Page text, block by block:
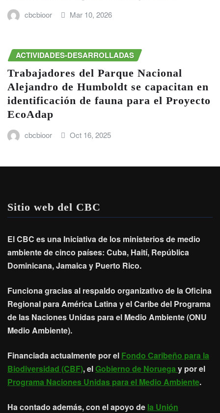
cbcbioor Mar 10, 2026
ACTIVIDADES-DESARROLLADAS
Trabajadores del Parque Nacional
Alejandro de Humboldt se capacitan en
identificación de fauna para el Proyecto
EcoAdap
cbcbioor Oct 16, 2025
Sitio web del CBC
El CBC es una Iniciativa de los ministerios de medio
ambiente de cinco países: Cuba, Haití, República
Dominicana, Jamaica y Puerto Rico.
Funciona gracias al respaldo organizativo de la Oficina
Regional para América Latina y el Caribe del Programa
de las Naciones Unidas para el Medio Ambiente (ONU
Medio Ambiente).
Financiada actualmente por el Fondo Caribeño para la
Biodiversidad (CBF), elGobierno de Noruega y por el
Programa Naciones Unidas para el Medio Ambiente.
Ha contado además, con el apoyo de la Unión